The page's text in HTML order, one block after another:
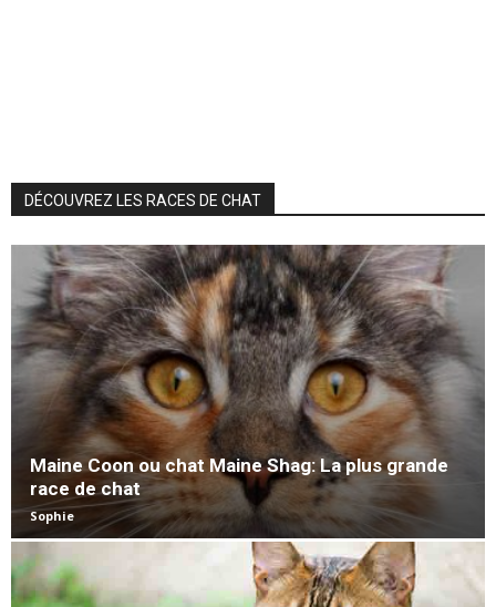
DÉCOUVREZ LES RACES DE CHAT
Maine Coon ou chat Maine Shag: La plus grande
race de chat
Sophie